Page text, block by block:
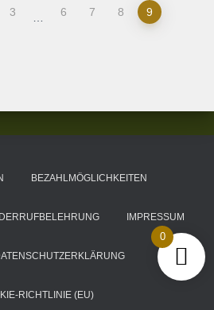
3 6 7 8 9
BEZAHLMÖGLICHKEITEN
IMPRESSUM
RICHTLINIE (EU)
0